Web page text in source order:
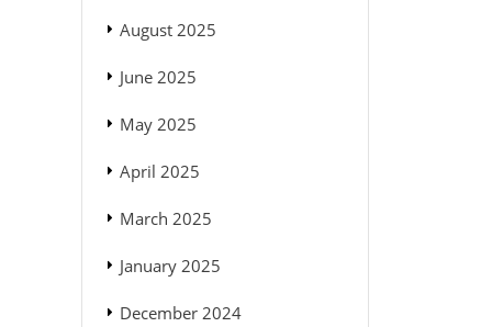
August 2025
June 2025
May 2025
April 2025
March 2025
January 2025
December 2024